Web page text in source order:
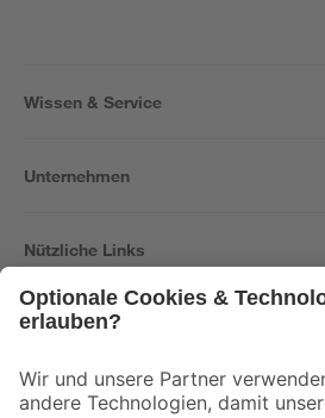
Wissen & Service
Unternehmen
Nützliche Links
Der toom Newsletter: Keine Angebote und